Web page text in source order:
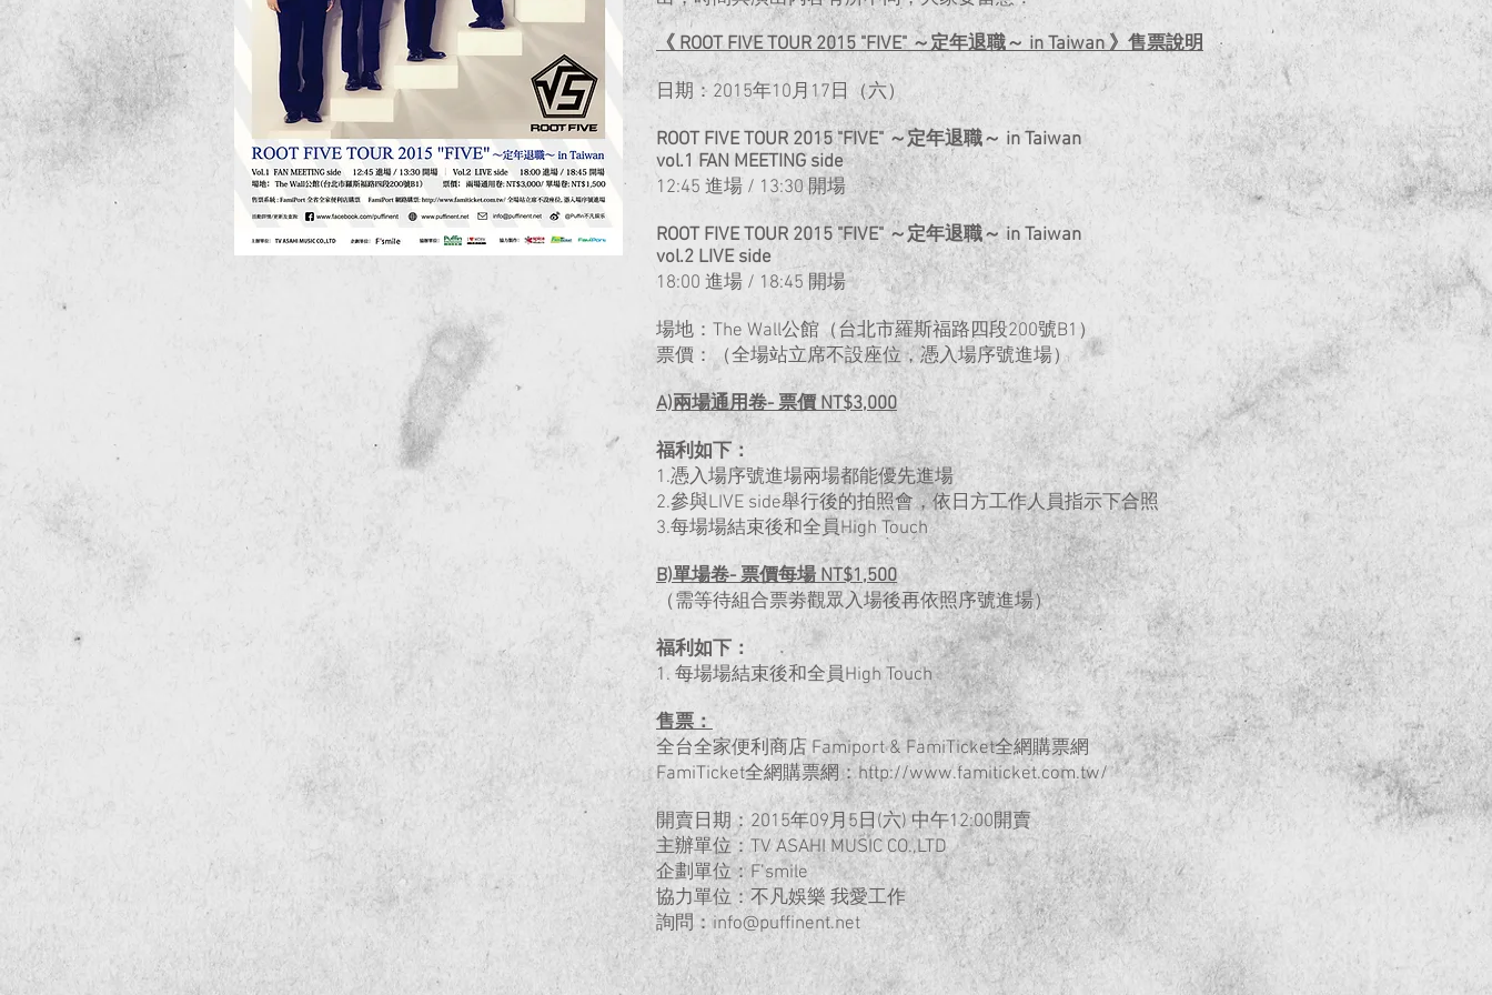
《 ROOT FIVE TOUR 2015 "FIVE" ～定年退職～ in Taiwan 》售票說明
日期：2015年10月17日（六）
ROOT FIVE TOUR 2015 "FIVE" ～定年退職～ in Taiwan
vol.1 FAN MEETING side
12:45 進場 / 13:30 開場
ROOT FIVE TOUR 2015 "FIVE" ～定年退職～ in Taiwan
vol.2 LIVE side
18:00 進場 / 18:45 開場
場地：The Wall公館（台北市羅斯福路四段200號B1）
票價：（全場站立席不設座位，憑入場序號進場）
A)兩場通用卷- 票價 NT$3,000
福利如下：
1.憑入場序號進場兩場都能優先進場
2.參與LIVE side舉行後的拍照會，依日方工作人員指示下合照
3.每場場結束後和全員High Touch
B)單場卷- 票價每場 NT$1,500
（需等待組合票劵觀眾入場後再依照序號進場）
福利如下：
1. 每場場結束後和全員High Touch
售票：
全台全家便利商店 Famiport & FamiTicket全網購票網
FamiTicket全網購票網：http://www.famiticket.com.tw/
開賣日期：2015年09月5日(六) 中午12:00開賣
主辦單位：TV ASAHI MUSIC CO.,LTD
企劃單位：F’smile
協力單位：不凡娛樂 我愛工作
詢問：info@puffinent.net